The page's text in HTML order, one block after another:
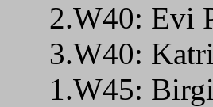
2.W40: Evi
3.W40:
1.W45: